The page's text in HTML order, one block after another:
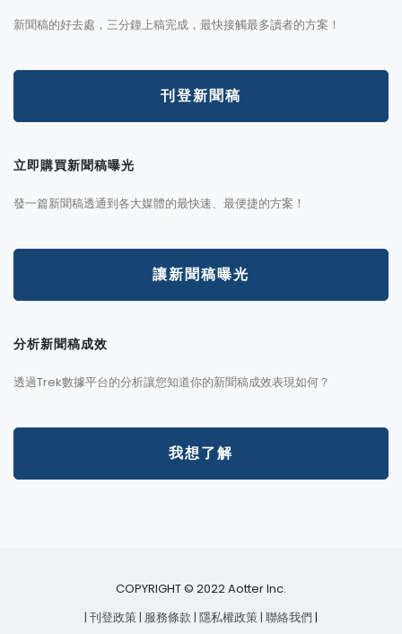
新聞稿的好去處，三分鐘上稿完成，最快接觸最多讀者的方案！
刊登新聞稿
立即購買新聞稿曝光
發一篇新聞稿透通到各大媒體的最快速、最便捷的方案！
讓新聞稿曝光
分析新聞稿成效
透過Trek數據平台的分析讓您知道你的新聞稿成效表現如何？
我想了解
COPYRIGHT © 2022 Aotter Inc.
| 刊登政策| 服務條款 | 隱私權政策| 聯絡我們 |